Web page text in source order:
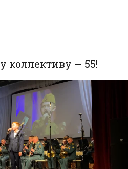
коллективу – 55!